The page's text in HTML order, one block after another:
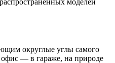
округлые углы самого
офис — в гараже, на природе